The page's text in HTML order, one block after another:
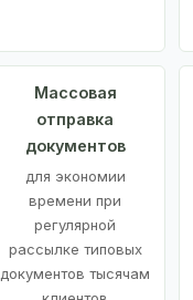
Массовая
отправка
документов
для экономии
времени при
регулярной
рассылке типовых
документов тысячам